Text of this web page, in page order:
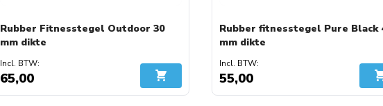
Rubber Fitnesstegel Outdoor 30
mm dikte
65,00 In Winkelwagen
Rubber fitnesstegel Pure Black
mm dikte
55,00